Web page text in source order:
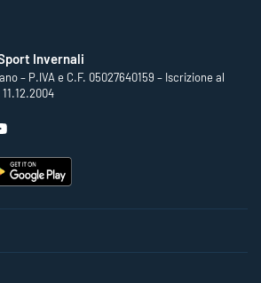
Invernali
– P.IVA e C.F. 05027640159 – Iscrizione al